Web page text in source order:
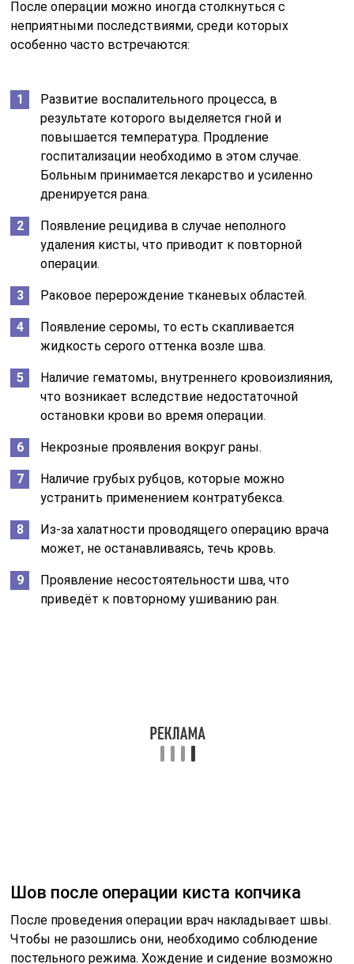
После операции можно иногда столкнуться с
неприятными последствиями, среди которых
особенно часто встречаются:
Развитие воспалительного процесса, в
результате которого выделяется гной и
повышается температура. Продление
госпитализации необходимо в этом случае.
Больным принимается лекарство и усиленно
дренируется рана.
Появление рецидива в случае неполного
удаления кисты, что приводит к повторной
операции.
Раковое перерождение тканевых областей.
Появление серомы, то есть скапливается
жидкость серого оттенка возле шва.
Наличие гематомы, внутреннего кровоизлияния,
что возникает вследствие недостаточной
остановки крови во время операции.
Некрозные проявления вокруг раны.
Наличие грубых рубцов, которые можно
устранить применением контратубекса.
Из-за халатности проводящего операцию врача
может, не останавливаясь, течь кровь.
Проявление несостоятельности шва, что
приведёт к повторному ушиванию ран.
Шов после операции киста копчика
После проведения операции врач накладывает швы.
Чтобы не разошлись они, необходимо соблюдение
постельного режима. Хождение и сидение возможно